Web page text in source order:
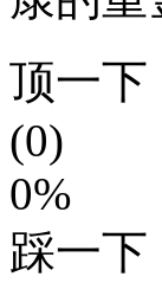
顶一下
(0)
0%
踩一下